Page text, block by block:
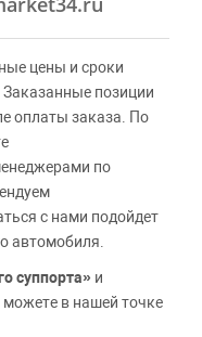
цены и сроки
позиции
оплаты заказа. По
по
с нами подойдет
автомобиля.
суппорта» и
в нашей точке